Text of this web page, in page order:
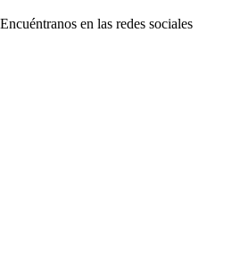
Encuéntranos en las redes sociales